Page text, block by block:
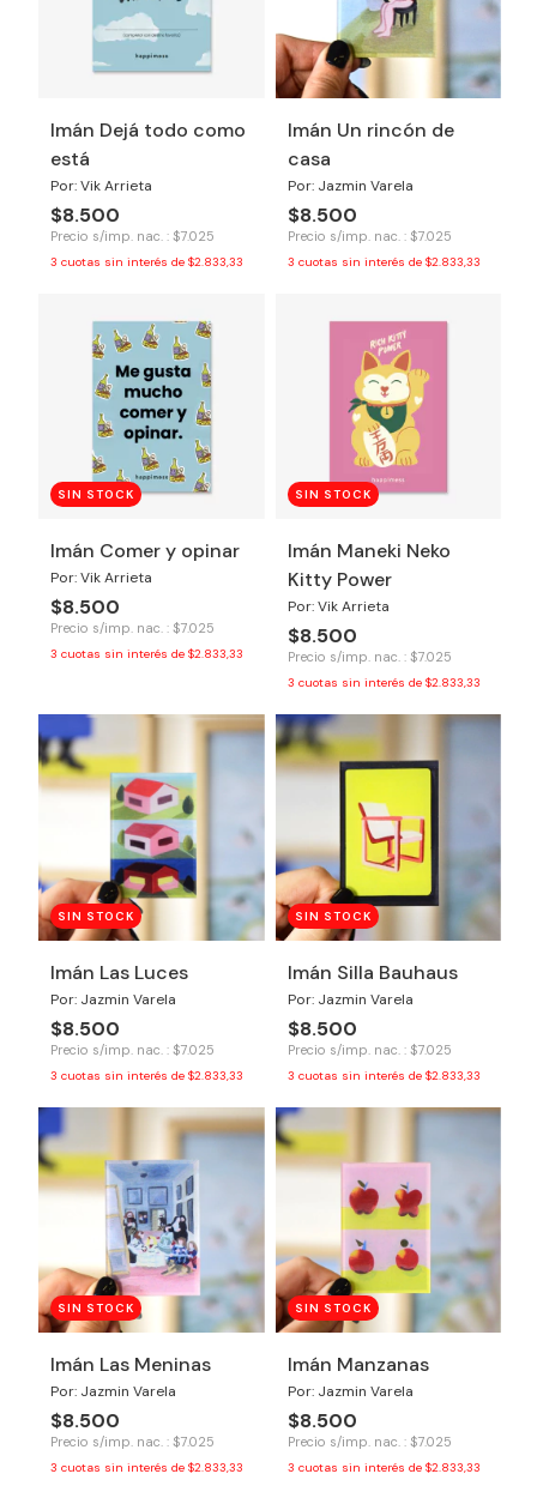
Imán Dejá todo como
está
Por: Vik Arrieta
$8.500
Precio s/imp. nac. : $7.025
3 cuotas sin interés de $2.833,33
Imán Un rincón de
casa
Por: Jazmin Varela
$8.500
Precio s/imp. nac. : $7.025
3 cuotas sin interés de $2.833,33
SIN STOCK
Imán Comer y opinar
Por: Vik Arrieta
$8.500
Precio s/imp. nac. : $7.025
3 cuotas sin interés de $2.833,33
SIN STOCK
Imán Maneki Neko
Kitty Power
Por: Vik Arrieta
$8.500
Precio s/imp. nac. : $7.025
3 cuotas sin interés de $2.833,33
SIN STOCK
Imán Las Luces
Por: Jazmin Varela
$8.500
Precio s/imp. nac. : $7.025
3 cuotas sin interés de $2.833,33
SIN STOCK
Imán Silla Bauhaus
Por: Jazmin Varela
$8.500
Precio s/imp. nac. : $7.025
3 cuotas sin interés de $2.833,33
SIN STOCK
Imán Las Meninas
Por: Jazmin Varela
$8.500
Precio s/imp. nac. : $7.025
3 cuotas sin interés de $2.833,33
SIN STOCK
Imán Manzanas
Por: Jazmin Varela
$8.500
Precio s/imp. nac. : $7.025
3 cuotas sin interés de $2.833,33